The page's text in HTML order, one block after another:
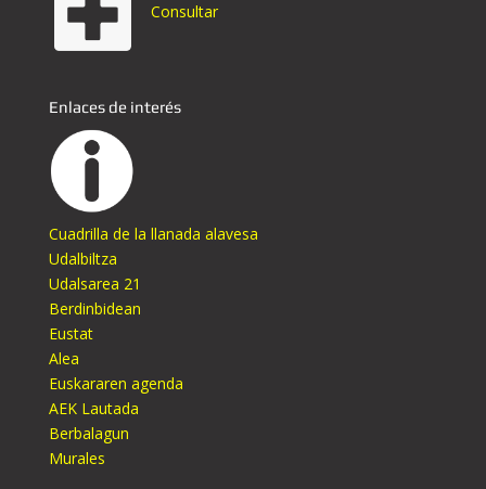
Consultar
Enlaces de interés
Cuadrilla de la llanada alavesa
Udalbiltza
Udalsarea 21
Berdinbidean
Eustat
Alea
Euskararen agenda
AEK Lautada
Berbalagun
Murales